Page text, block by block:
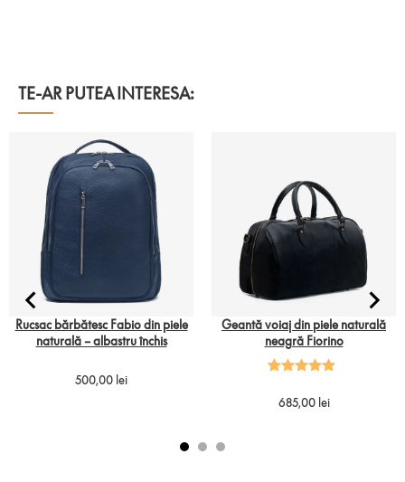
TE-AR PUTEA INTERESA:
Rucsac bărbătesc Fabio din piele
naturală – albastru închis
500,00 lei
Geantă voiaj din piele naturală
neagră Fiorino
pe baza a
685,00 lei